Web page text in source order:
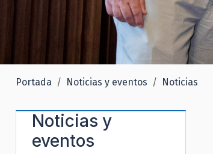
Portada Noticias y eventos Noticias
Noticias y
eventos